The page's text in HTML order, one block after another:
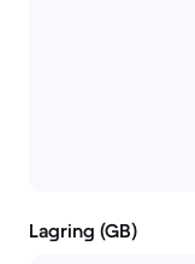
Lagring (GB)